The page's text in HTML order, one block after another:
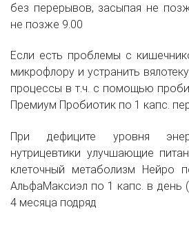
без перерывов, засыпая не
не позже 9.00
Если есть проблемы с
микрофлору и устранить
процессы в т.ч. с помощью
Премиум Пробиотик по 1 капс.
При дефиците уровня
нутрицевтики улучшающие
клеточный метаболизм Нейро
АльфаМаксиэл по 1 капс. в день
4 месяца подряд